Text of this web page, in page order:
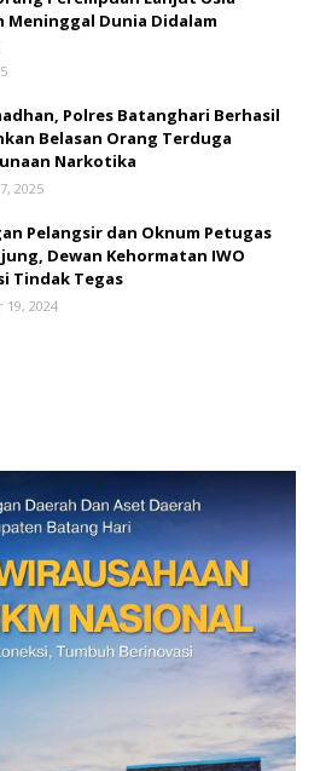
Meninggal Dunia Didalam
Polres Batanghari Berhasil
Belasan Orang Terduga
Narkotika
2025
Pelangsir dan Oknum Petugas
Dewan Kehormatan IWO
Tindak Tegas
2024